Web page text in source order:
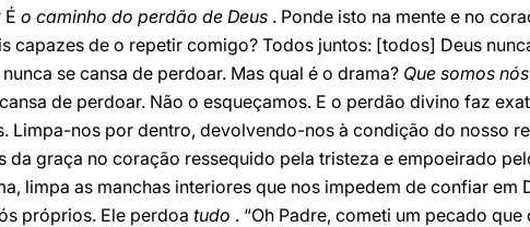
o caminho do perdão de Deus . Ponde isto na mente e no
capazes de o repetir comigo? Todos juntos: [todos] Deus
se cansa de perdoar. Mas qual é o drama? Que somos
de perdoar. Não o esqueçamos. E o perdão divino faz
Limpa-nos por dentro, devolvendo-nos à condição do nosso
da graça no coração ressequido pela tristeza e empoeirado
limpa as manchas interiores que nos impedem de confiar em
próprios. Ele perdoa tudo . “Oh Padre, cometi um pecado